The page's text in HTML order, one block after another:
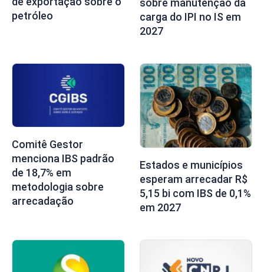
petróleo
carga do IPI no IS em
2027
Comitê Gestor
menciona IBS padrão
de 18,7% em
metodologia sobre
arrecadação
Estados e municípios
esperam arrecadar R$
5,15 bi com IBS de 0,1%
em 2027